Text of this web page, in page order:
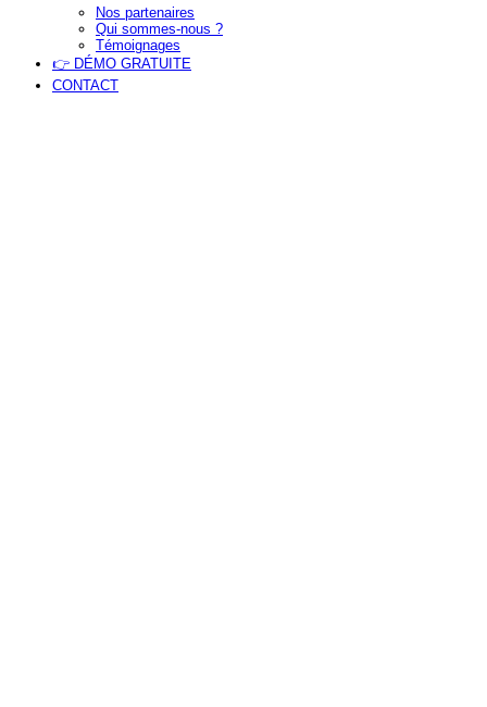
Nos partenaires
Qui sommes-nous ?
Témoignages
👉 DÉMO GRATUITE
CONTACT